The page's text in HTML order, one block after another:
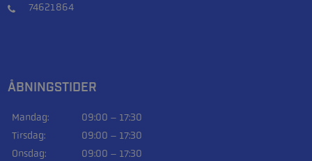
74621864
ÅBNINGSTIDER
Mandag:
09:00 – 17:30
Tirsdag:
09:00 – 17:30
Onsdag:
09:00 – 17:30